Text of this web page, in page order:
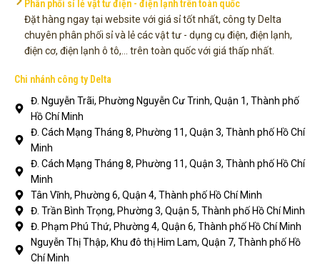
Phân phối sỉ lẻ vật tư điện - điện lạnh trên toàn quốc
Đặt hàng ngay tại website với giá sỉ tốt nhất, công ty Delta
chuyên phân phối sỉ và lẻ các vật tư - dụng cụ điện, điện lạnh,
điện cơ, điện lạnh ô tô,... trên toàn quốc với giá thấp nhất.
Chi nhánh công ty Delta
Đ. Nguyễn Trãi, Phường Nguyễn Cư Trinh, Quận 1, Thành phố
Hồ Chí Minh
Đ. Cách Mạng Tháng 8, Phường 11, Quận 3, Thành phố Hồ Chí
Minh
Đ. Cách Mạng Tháng 8, Phường 11, Quận 3, Thành phố Hồ Chí
Minh
Tân Vĩnh, Phường 6, Quận 4, Thành phố Hồ Chí Minh
Đ. Trần Bình Trọng, Phường 3, Quận 5, Thành phố Hồ Chí Minh
Đ. Phạm Phú Thứ, Phường 4, Quận 6, Thành phố Hồ Chí Minh
Nguyễn Thị Thập, Khu đô thị Him Lam, Quận 7, Thành phố Hồ
Chí Minh